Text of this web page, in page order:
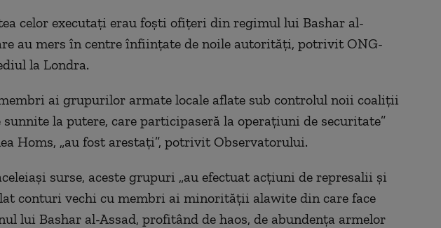
celor executaţi erau foşti ofiţeri din regimul lui Bashar al-
au mers în centre înfiinţate de noile autorităţi, potrivit ONG-
la Londra.
ai grupurilor armate locale aflate sub controlul noii coaliţii
la putere, care participaseră la operaţiuni de securitate”
Homs, „au fost arestaţi”, potrivit Observatorului.
surse, aceste grupuri „au efectuat acţiuni de represalii şi
conturi vechi cu membri ai minorităţii alawite din care face
lui Bashar al-Assad, profitând de haos, de abundenţa armelor